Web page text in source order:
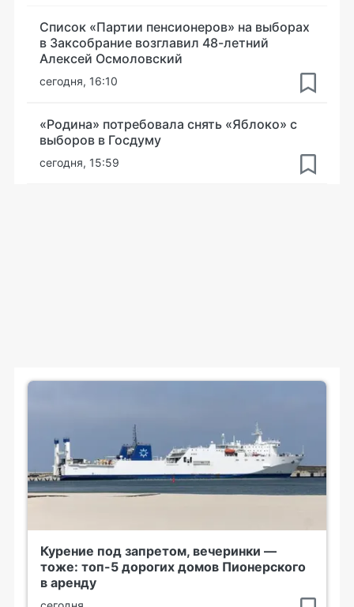
Список «Партии пенсионеров» на выборах
в Заксобрание возглавил 48-летний
Алексей Осмоловский
сегодня, 16:10
«Родина» потребовала снять «Яблоко» с
выборов в Госдуму
сегодня, 15:59
Курение под запретом, вечеринки —
тоже: топ-5 дорогих домов Пионерского
в аренду